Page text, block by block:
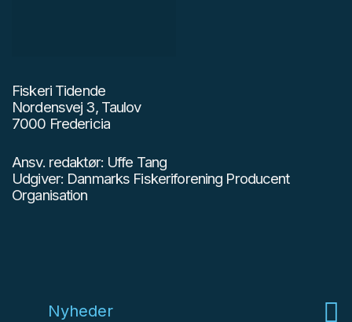
Fiskeri Tidende
Nordensvej 3, Taulov
7000 Fredericia
Ansv. redaktør: Uffe Tang
Udgiver: Danmarks Fiskeriforening Producent
Organisation
Nyheder